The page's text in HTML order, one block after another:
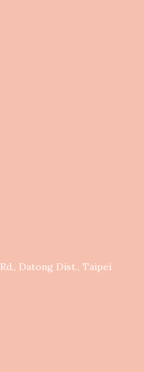
Datong Dist., Taipei